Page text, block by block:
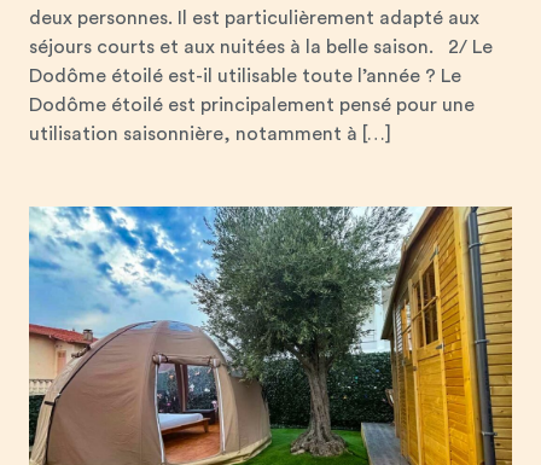
deux personnes. Il est particulièrement adapté aux
séjours courts et aux nuitées à la belle saison. 2/ Le
Dodôme étoilé est-il utilisable toute l’année ? Le
Dodôme étoilé est principalement pensé pour une
utilisation saisonnière, notamment à […]